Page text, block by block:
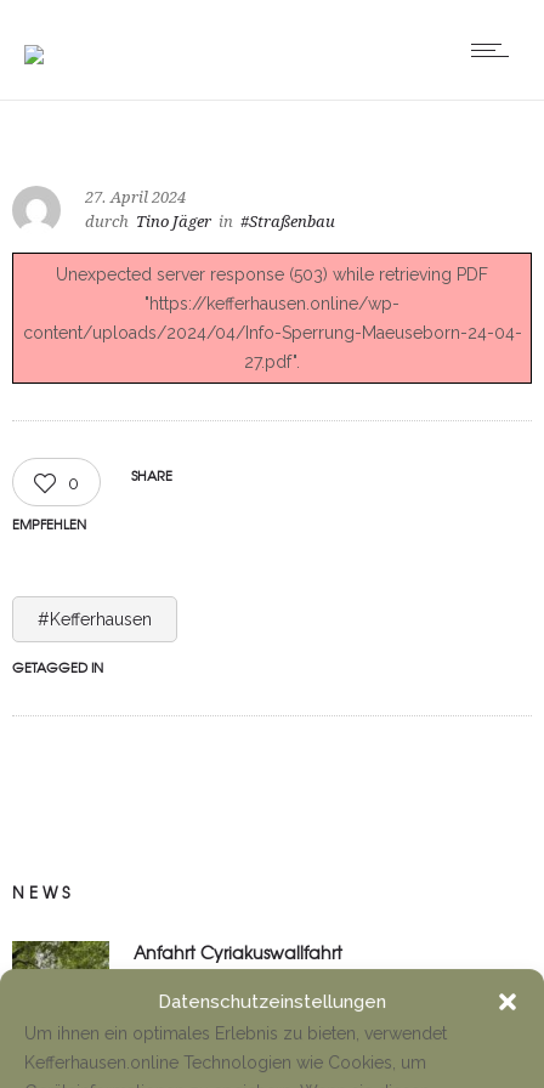
Datenschutzeinstellungen
Um ihnen ein optimales Erlebnis zu bieten, verwendet
Kefferhausen.online Technologien wie Cookies, um
27. April 2024
durch Tino Jäger in #Straßenbau
Unexpected server response (503) while retrieving PDF
"https://kefferhausen.online/wp-
content/uploads/2024/04/Info-Sperrung-Maeuseborn-24-04-
27.pdf".
0
EMPFEHLEN
SHARE
#Kefferhausen
GETAGGED IN
NEWS
Anfahrt Cyriakuswallfahrt